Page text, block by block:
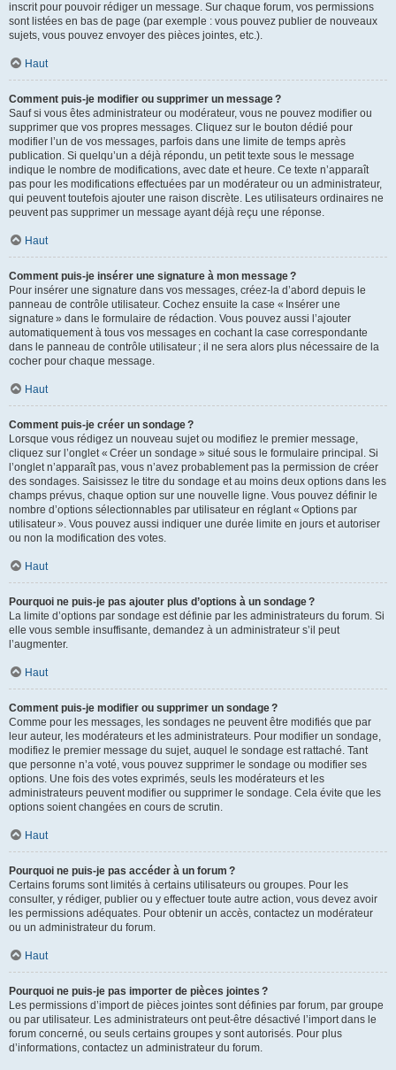
inscrit pour pouvoir rédiger un message. Sur chaque forum, vos permissions
sont listées en bas de page (par exemple : vous pouvez publier de nouveaux
sujets, vous pouvez envoyer des pièces jointes, etc.).
Haut
Comment puis-je modifier ou supprimer un message ?
Sauf si vous êtes administrateur ou modérateur, vous ne pouvez modifier ou
supprimer que vos propres messages. Cliquez sur le bouton dédié pour
modifier l’un de vos messages, parfois dans une limite de temps après
publication. Si quelqu’un a déjà répondu, un petit texte sous le message
indique le nombre de modifications, avec date et heure. Ce texte n’apparaît
pas pour les modifications effectuées par un modérateur ou un administrateur,
qui peuvent toutefois ajouter une raison discrète. Les utilisateurs ordinaires ne
peuvent pas supprimer un message ayant déjà reçu une réponse.
Haut
Comment puis-je insérer une signature à mon message ?
Pour insérer une signature dans vos messages, créez-la d’abord depuis le
panneau de contrôle utilisateur. Cochez ensuite la case « Insérer une
signature » dans le formulaire de rédaction. Vous pouvez aussi l’ajouter
automatiquement à tous vos messages en cochant la case correspondante
dans le panneau de contrôle utilisateur ; il ne sera alors plus nécessaire de la
cocher pour chaque message.
Haut
Comment puis-je créer un sondage ?
Lorsque vous rédigez un nouveau sujet ou modifiez le premier message,
cliquez sur l’onglet « Créer un sondage » situé sous le formulaire principal. Si
l’onglet n’apparaît pas, vous n’avez probablement pas la permission de créer
des sondages. Saisissez le titre du sondage et au moins deux options dans les
champs prévus, chaque option sur une nouvelle ligne. Vous pouvez définir le
nombre d’options sélectionnables par utilisateur en réglant « Options par
utilisateur ». Vous pouvez aussi indiquer une durée limite en jours et autoriser
ou non la modification des votes.
Haut
Pourquoi ne puis-je pas ajouter plus d’options à un sondage ?
La limite d’options par sondage est définie par les administrateurs du forum. Si
elle vous semble insuffisante, demandez à un administrateur s’il peut
l’augmenter.
Haut
Comment puis-je modifier ou supprimer un sondage ?
Comme pour les messages, les sondages ne peuvent être modifiés que par
leur auteur, les modérateurs et les administrateurs. Pour modifier un sondage,
modifiez le premier message du sujet, auquel le sondage est rattaché. Tant
que personne n’a voté, vous pouvez supprimer le sondage ou modifier ses
options. Une fois des votes exprimés, seuls les modérateurs et les
administrateurs peuvent modifier ou supprimer le sondage. Cela évite que les
options soient changées en cours de scrutin.
Haut
Pourquoi ne puis-je pas accéder à un forum ?
Certains forums sont limités à certains utilisateurs ou groupes. Pour les
consulter, y rédiger, publier ou y effectuer toute autre action, vous devez avoir
les permissions adéquates. Pour obtenir un accès, contactez un modérateur
ou un administrateur du forum.
Haut
Pourquoi ne puis-je pas importer de pièces jointes ?
Les permissions d’import de pièces jointes sont définies par forum, par groupe
ou par utilisateur. Les administrateurs ont peut-être désactivé l’import dans le
forum concerné, ou seuls certains groupes y sont autorisés. Pour plus
d’informations, contactez un administrateur du forum.